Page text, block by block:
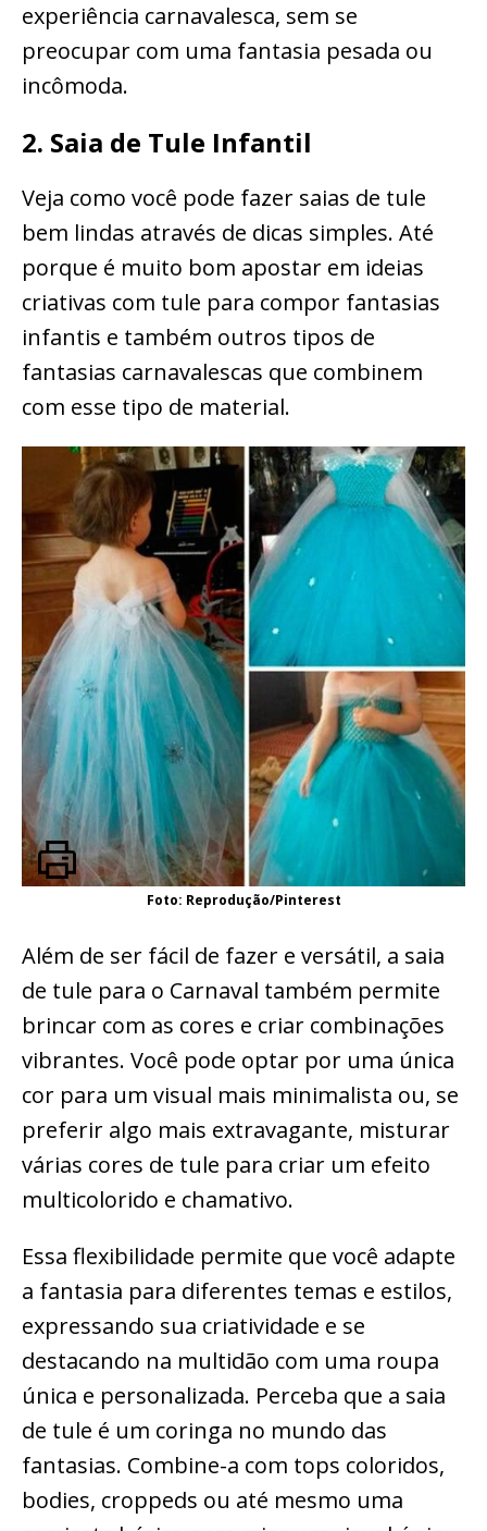
experiência carnavalesca, sem se
preocupar com uma fantasia pesada ou
incômoda.
2. Saia de Tule Infantil
Veja como você pode fazer saias de tule
bem lindas através de dicas simples. Até
porque é muito bom apostar em ideias
criativas com tule para compor fantasias
infantis e também outros tipos de
fantasias carnavalescas que combinem
com esse tipo de material.
Foto: Reprodução/Pinterest
Além de ser fácil de fazer e versátil, a saia
de tule para o Carnaval também permite
brincar com as cores e criar combinações
vibrantes. Você pode optar por uma única
cor para um visual mais minimalista ou, se
preferir algo mais extravagante, misturar
várias cores de tule para criar um efeito
multicolorido e chamativo.
Essa flexibilidade permite que você adapte
a fantasia para diferentes temas e estilos,
expressando sua criatividade e se
destacando na multidão com uma roupa
única e personalizada. Perceba que a saia
de tule é um coringa no mundo das
fantasias. Combine-a com tops coloridos,
bodies, croppeds ou até mesmo uma